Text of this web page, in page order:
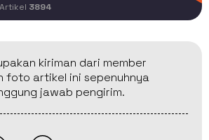
3894
kiriman dari member
foto artikel ini sepenuhnya
jawab pengirim.